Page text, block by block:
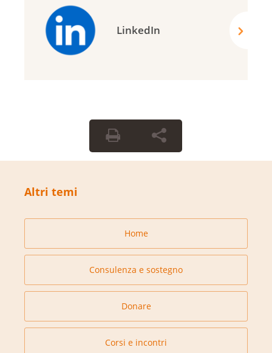
LinkedIn
Altri temi
Home
Consulenza e sostegno
Donare
Corsi e incontri